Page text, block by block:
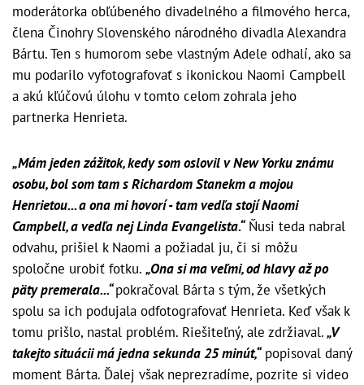
moderátorka obľúbeného divadelného a filmového herca,
člena Činohry Slovenského národného divadla Alexandra
Bártu. Ten s humorom sebe vlastným Adele odhalí, ako sa
mu podarilo vyfotografovať s ikonickou Naomi Campbell
a akú kľúčovú úlohu v tomto celom zohrala jeho
partnerka Henrieta.
„Mám jeden zážitok, kedy som oslovil v New Yorku známu
osobu, bol som tam s Richardom Stanekm a mojou
Henrietou... a ona mi hovorí - tam vedľa stojí Naomi
Campbell, a vedľa nej Linda Evangelista.“Ňusi teda nabral
odvahu, prišiel k Naomi a požiadal ju, či si môžu
spoločne urobiť fotku. „Ona si ma veľmi, od hlavy až po
päty premerala...“pokračoval Bárta s tým, že všetkých
spolu sa ich podujala odfotografovať Henrieta. Keď však k
tomu prišlo, nastal problém. Riešiteľný, ale zdržiaval.„V
takejto situácii má jedna sekunda 25 minút,“popisoval daný
moment Bárta. Ďalej však neprezradíme, pozrite si video